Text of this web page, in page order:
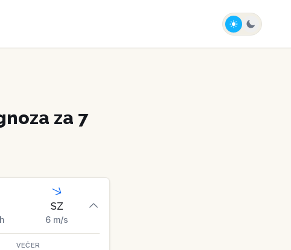
za 7
SZ
6 m/s
VEČER